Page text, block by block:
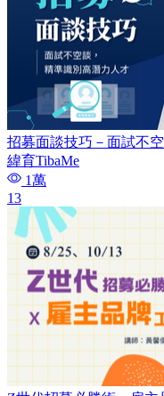
招募面談技巧－面試不
緯育TibaMe
1萬
13